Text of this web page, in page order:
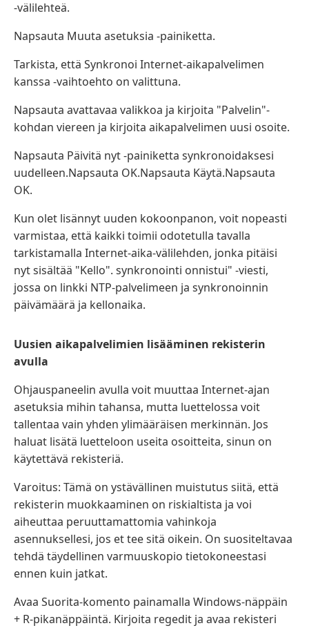
-välilehteä.
Napsauta Muuta asetuksia -painiketta.
Tarkista, että Synkronoi Internet-aikapalvelimen
kanssa -vaihtoehto on valittuna.
Napsauta avattavaa valikkoa ja kirjoita "Palvelin"-
kohdan viereen ja kirjoita aikapalvelimen uusi osoite.
Napsauta Päivitä nyt -painiketta synkronoidaksesi
uudelleen.Napsauta OK.Napsauta Käytä.Napsauta
OK.
Kun olet lisännyt uuden kokoonpanon, voit nopeasti
varmistaa, että kaikki toimii odotetulla tavalla
tarkistamalla Internet-aika-välilehden, jonka pitäisi
nyt sisältää "Kello". synkronointi onnistui" -viesti,
jossa on linkki NTP-palvelimeen ja synkronoinnin
päivämäärä ja kellonaika.
Uusien aikapalvelimien lisääminen rekisterin
avulla
Ohjauspaneelin avulla voit muuttaa Internet-ajan
asetuksia mihin tahansa, mutta luettelossa voit
tallentaa vain yhden ylimääräisen merkinnän. Jos
haluat lisätä luetteloon useita osoitteita, sinun on
käytettävä rekisteriä.
Varoitus: Tämä on ystävällinen muistutus siitä, että
rekisterin muokkaaminen on riskialtista ja voi
aiheuttaa peruuttamattomia vahinkoja
asennuksellesi, jos et tee sitä oikein. On suositeltavaa
tehdä täydellinen varmuuskopio tietokoneestasi
ennen kuin jatkat.
Avaa Suorita-komento painamalla Windows-näppäin
+ R-pikanäppäintä. Kirjoita regedit ja avaa rekisteri